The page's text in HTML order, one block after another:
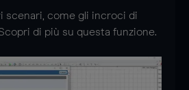
scenari, come gli incroci di
di più su questa funzione.